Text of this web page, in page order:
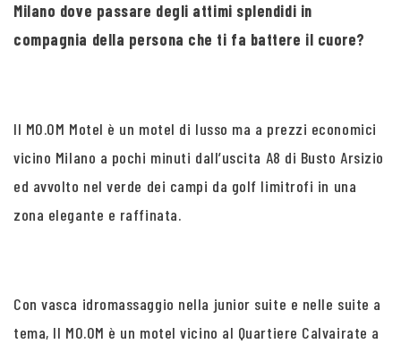
Milano dove passare degli attimi splendidi in
compagnia della persona che ti fa battere il cuore?
Il MO.OM Motel è un motel di lusso ma a prezzi economici
vicino Milano a pochi minuti dall’uscita A8 di Busto Arsizio
ed avvolto nel verde dei campi da golf limitrofi in una
zona elegante e raffinata.
Con vasca idromassaggio nella junior suite e nelle suite a
tema, Il MO.OM è un motel vicino al Quartiere Calvairate a